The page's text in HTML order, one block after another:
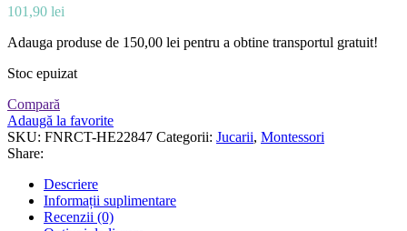
101,90 lei
Adauga produse de 150,00 lei pentru a obtine transportul gratuit!
Stoc epuizat
Compară
Adaugă la favorite
SKU: FNRCT-HE22847 Categorii: Jucarii, Montessori
Share:
Descriere
Informații suplimentare
Recenzii (0)